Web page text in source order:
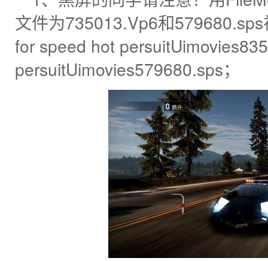
文件为735013.Vp6和
for speed hot
persuitUimovies579680.sps；